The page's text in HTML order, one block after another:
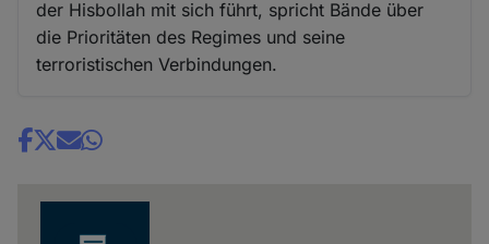
der Hisbollah mit sich führt, spricht Bände über
die Prioritäten des Regimes und seine
terroristischen Verbindungen.
Share